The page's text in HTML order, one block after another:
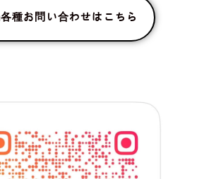
各種お問い合わせはこちら